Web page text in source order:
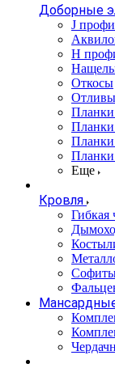
Доборные
J
Н
Откосы
Отливы
Планки
Планки
Планки
Еще
Кровля
Гибкая